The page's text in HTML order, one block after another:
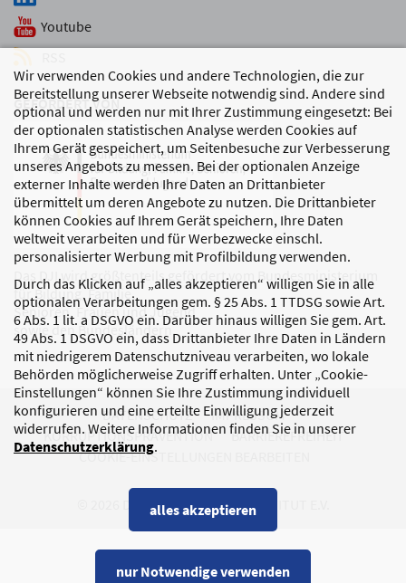
Wir verwenden Cookies und andere Technologien, die zur
Bereitstellung unserer Webseite notwendig sind. Andere sind
optional und werden nur mit Ihrer Zustimmung eingesetzt: Bei
der optionalen statistischen Analyse werden Cookies auf
Ihrem Gerät gespeichert, um Seitenbesuche zur Verbesserung
unseres Angebots zu messen. Bei der optionalen Anzeige
externer Inhalte werden Ihre Daten an Drittanbieter
übermittelt um deren Angebote zu nutzen. Die Drittanbieter
können Cookies auf Ihrem Gerät speichern, Ihre Daten
weltweit verarbeiten und für Werbezwecke einschl.
personalisierter Werbung mit Profilbildung verwenden.
Durch das Klicken auf „alles akzeptieren“ willigen Sie in alle
optionalen Verarbeitungen gem. § 25 Abs. 1 TTDSG sowie Art.
6 Abs. 1 lit. a DSGVO ein. Darüber hinaus willigen Sie gem. Art.
49 Abs. 1 DSGVO ein, dass Drittanbieter Ihre Daten in Ländern
mit niedrigerem Datenschutzniveau verarbeiten, wo lokale
Behörden möglicherweise Zugriff erhalten. Unter „Cookie-
Einstellungen“ können Sie Ihre Zustimmung individuell
konfigurieren und eine erteilte Einwilligung jederzeit
widerrufen. Weitere Informationen finden Sie in unserer
Datenschutzerklärung.
alles akzeptieren
nur Notwendige verwenden
Youtube
GEFÖRDERT VON
Das DJI wird größtenteils gefördert vom Bundesministerium
für Bildung, Familie,
Senioren, Frauen und Jugend
sowie den Bundesländern.
DATENSCHUTZ
IMPRESSUM
KORRUPTIONSPRÄVENTION
BARRIEREFREIHEIT
COOKIE-EINSTELLUNGEN BEARBEITEN
© 2026 DEUTSCHES JUGENDINSTITUT E.V.